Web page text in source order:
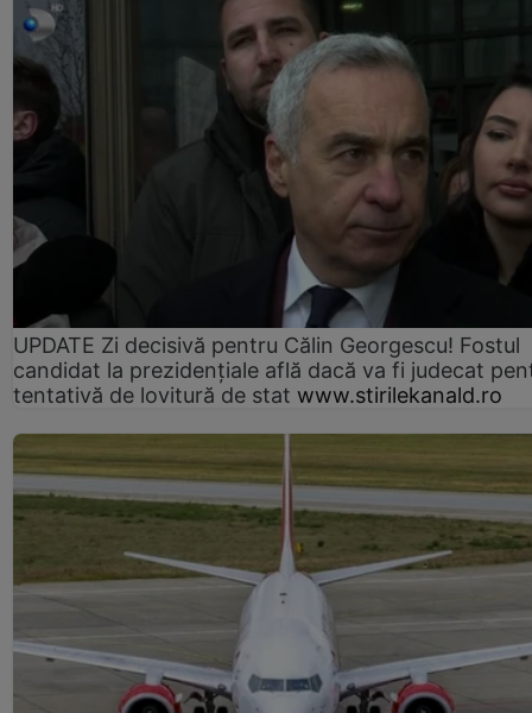
UPDATE Zi decisivă pentru Călin Georgescu! Fostul
candidat la prezidențiale află dacă va fi judecat
tentativă de lovitură de stat www.stirilekanald.ro